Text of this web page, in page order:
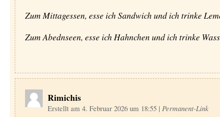
Zum Mittagessen, esse ich Sandwich und ich trinke
Zum Abednseen, esse ich Hahnchen und ich trinke
Rimichis
Erstellt am 4. Februar 2026 um 18:55 | Permanent-Link